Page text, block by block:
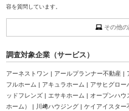
容を質問しています。
その他の
調査対象企業（サービス）
アーネストワン | アールプランナー不動産 |
フルホーム | アキュラホーム | アサヒグロ
ッドフレンズ | エサキホーム | オープンハ
ホーム） | 川﨑ハウジング | ケイアイスタ